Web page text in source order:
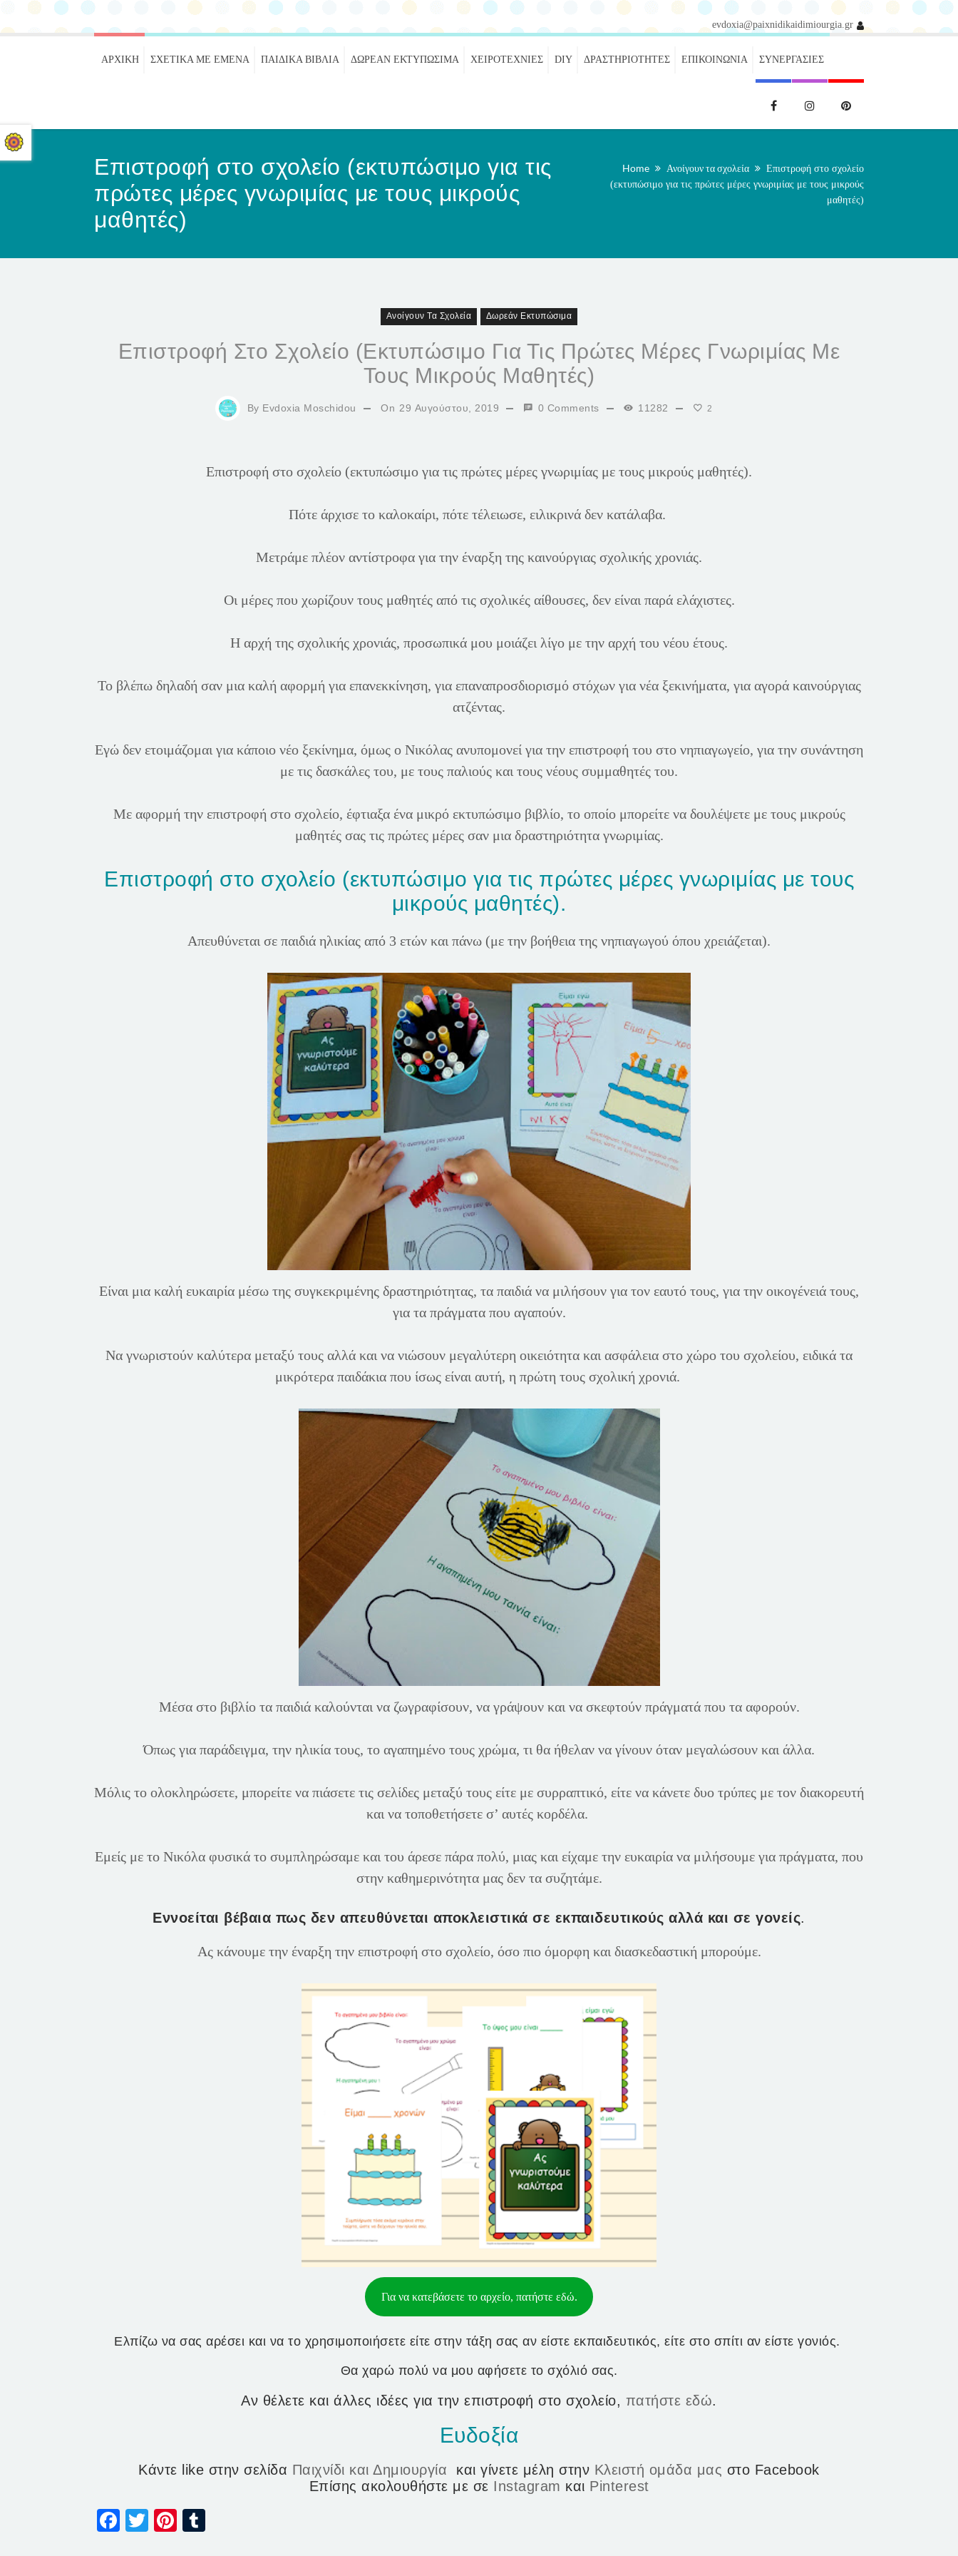
evdoxia@paixnidikaidimiourgia.gr
ΑΡΧΙΚΉ ΣΧΕΤΙΚΑ ΜΕ ΕΜΕΝΑ ΠΑΙΔΙΚΆ ΒΙΒΛΊΑ ΔΩΡΕΆΝ ΕΚΤΥΠΏΣΙΜΑ ΧΕΙΡΟΤΕΧΝΊΕΣ DIY ΔΡΑΣΤΗΡΙΌΤΗΤΕΣ ΕΠΙΚΟΙΝΩΝΊΑ ΣΥΝΕΡΓΑΣΊΕΣ
Επιστροφή στο σχολείο (εκτυπώσιμο για τις
πρώτες μέρες γνωριμίας με τους μικρούς
μαθητές)
Home Ανοίγουν τα σχολεία
Επιστροφή στο σχολείο
(εκτυπώσιμο για τις πρώτες μέρες γνωριμίας με τους μικρούς
μαθητές)
Ανοίγουν Τα Σχολεία Δωρεάν Εκτυπώσιμα
Επιστροφή Στο Σχολείο (εκτυπώσιμο Για Τις Πρώτες Μέρες Γνωριμίας Με
Τους Μικρούς Μαθητές)
By Evdoxia Moschidou On 29 Αυγούστου, 2019 0 Comments 11282 2
Επιστροφή στο σχολείο (εκτυπώσιμο για τις πρώτες μέρες γνωριμίας με τους μικρούς μαθητές).
Πότε άρχισε το καλοκαίρι, πότε τέλειωσε, ειλικρινά δεν κατάλαβα.
Μετράμε πλέον αντίστροφα για την έναρξη της καινούργιας σχολικής χρονιάς.
Οι μέρες που χωρίζουν τους μαθητές από τις σχολικές αίθουσες, δεν είναι παρά ελάχιστες.
Η αρχή της σχολικής χρονιάς, προσωπικά μου μοιάζει λίγο με την αρχή του νέου έτους.
Το βλέπω δηλαδή σαν μια καλή αφορμή για επανεκκίνηση, για επαναπροσδιορισμό στόχων για νέα ξεκινήματα, για αγορά καινούργιας
ατζέντας.
Εγώ δεν ετοιμάζομαι για κάποιο νέο ξεκίνημα, όμως ο Νικόλας ανυπομονεί για την επιστροφή του στο νηπιαγωγείο, για την συνάντηση
με τις δασκάλες του, με τους παλιούς και τους νέους συμμαθητές του.
Με αφορμή την επιστροφή στο σχολείο, έφτιαξα ένα μικρό εκτυπώσιμο βιβλίο, το οποίο μπορείτε να δουλέψετε με τους μικρούς
μαθητές σας τις πρώτες μέρες σαν μια δραστηριότητα γνωριμίας.
Επιστροφή στο σχολείο (εκτυπώσιμο για τις πρώτες μέρες γνωριμίας με τους
μικρούς μαθητές).
Απευθύνεται σε παιδιά ηλικίας από 3 ετών και πάνω (με την βοήθεια της νηπιαγωγού όπου χρειάζεται).
Είναι μια καλή ευκαιρία μέσω της συγκεκριμένης δραστηριότητας, τα παιδιά να μιλήσουν για τον εαυτό τους, για την οικογένειά τους,
για τα πράγματα που αγαπούν.
Να γνωριστούν καλύτερα μεταξύ τους αλλά και να νιώσουν μεγαλύτερη οικειότητα και ασφάλεια στο χώρο του σχολείου, ειδικά τα
μικρότερα παιδάκια που ίσως είναι αυτή, η πρώτη τους σχολική χρονιά.
Μέσα στο βιβλίο τα παιδιά καλούνται να ζωγραφίσουν, να γράψουν και να σκεφτούν πράγματά που τα αφορούν.
Όπως για παράδειγμα, την ηλικία τους, το αγαπημένο τους χρώμα, τι θα ήθελαν να γίνουν όταν μεγαλώσουν και άλλα.
Μόλις το ολοκληρώσετε, μπορείτε να πιάσετε τις σελίδες μεταξύ τους είτε με συρραπτικό, είτε να κάνετε δυο τρύπες με τον διακορευτή
και να τοποθετήσετε σ’ αυτές κορδέλα.
Εμείς με το Νικόλα φυσικά το συμπληρώσαμε και του άρεσε πάρα πολύ, μιας και είχαμε την ευκαιρία να μιλήσουμε για πράγματα, που
στην καθημερινότητα μας δεν τα συζητάμε.
Εννοείται βέβαια πως δεν απευθύνεται αποκλειστικά σε εκπαιδευτικούς αλλά και σε γονείς.
Ας κάνουμε την έναρξη την επιστροφή στο σχολείο, όσο πιο όμορφη και διασκεδαστική μπορούμε.
Για να κατεβάσετε το αρχείο, πατήστε εδώ.
Ελπίζω να σας αρέσει και να το χρησιμοποιήσετε είτε στην τάξη σας αν είστε εκπαιδευτικός, είτε στο σπίτι αν είστε γονιός.
Θα χαρώ πολύ να μου αφήσετε το σχόλιό σας.
Αν θέλετε και άλλες ιδέες για την επιστροφή στο σχολείο, πατήστε εδώ.
Ευδοξία
Κάντε like στην σελίδα Παιχνίδι και Δημιουργία και γίνετε μέλη στην Κλειστή ομάδα μας στο Facebook
Επίσης ακολουθήστε με σε Instagram και Pinterest
Facebook
TwitterPinterest